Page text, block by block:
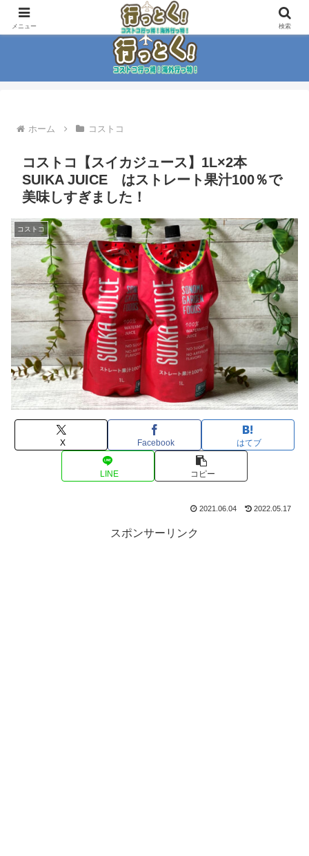
コストコ大好き家族がイチ押商品紹介！！
ホーム コストコ
コストコ【スイカジュース】1L×2本
SUIKA JUICE はストレート果汁100％で
美味しすぎました！
コストコ
X Facebook はてブ
LINE コピー
2021.06.04 2022.05.17
スポンサーリンク
メニュー 検索